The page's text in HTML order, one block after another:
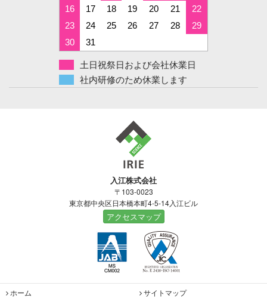
16
17 18 19 20 21
22
23
24 25 26 27 28
29
30
31
土日祝祭日および会社休業日
社内研修のため休業します
入江株式会社
〒103-0023
東京都中央区日本橋本町4-5-14入江ビル
アクセスマップ
ホーム サイトマップ